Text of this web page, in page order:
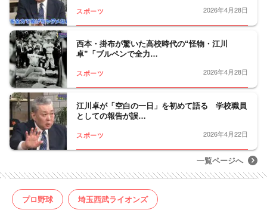
スポーツ 2026年4月28日
西本・掛布が驚いた高校時代の“怪物・江川
卓”「ブルペンで全力…
スポーツ 2026年4月28日
江川卓が「空白の一日」を初めて語る 学校職員
としての報告が誤…
スポーツ 2026年4月22日
一覧ページへ
プロ野球 埼玉西武ライオンズ